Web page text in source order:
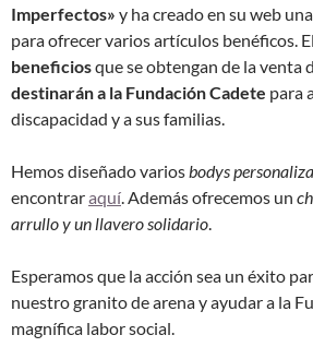
Imperfectos» y ha creado en su web una
para ofrecer varios artículos benéficos. El
beneficiosque se obtengan de la venta
destinarán a la Fundación Cadete para
discapacidad y a sus familias.
Hemos diseñado variosbodys
encontraraquí. Además ofrecemos un
arrullo y un llavero solidario.
Esperamos que la acción sea un éxito
nuestro granito de arena y ayudar a la
magnífica labor social.